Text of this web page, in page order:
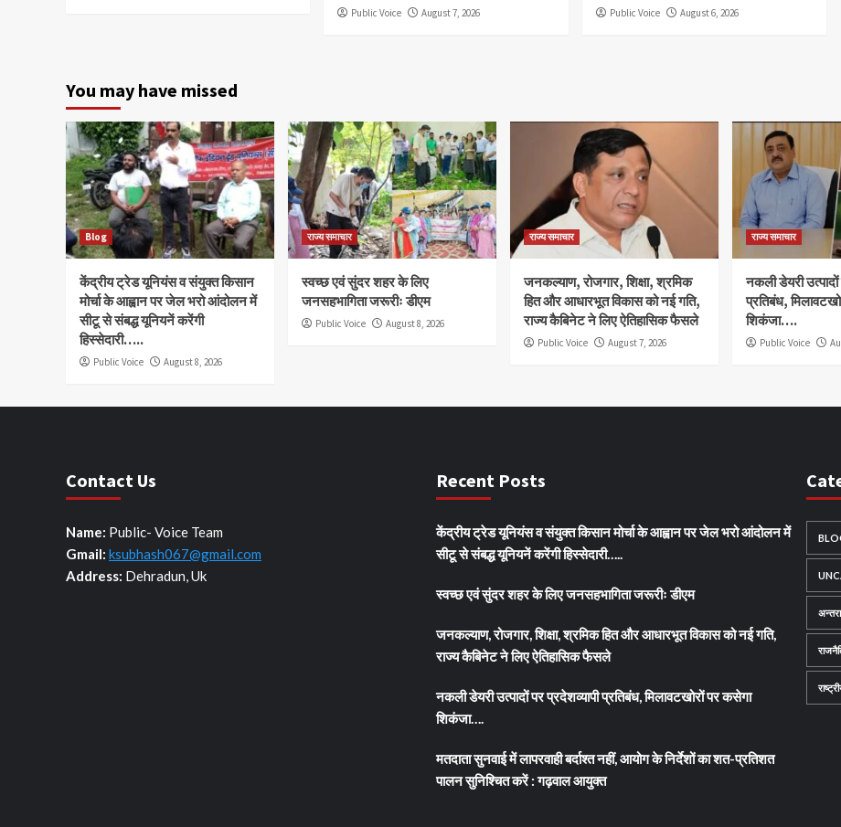
Public Voice August 7, 2026 Public Voice August 6, 2026
You may have missed
Blog
केंद्रीय ट्रेड यूनियंस व संयुक्त किसान
मोर्चा के आह्वान पर जेल भरो आंदोलन में
सीटू से संबद्ध यूनियनें करेंगी
हिस्सेदारी…..
Public Voice August 8, 2026
राज्य समाचार
स्वच्छ एवं सुंदर शहर के लिए
जनसहभागिता जरूरीः डीएम
Public Voice August 8, 2026
राज्य समाचार
जनकल्याण, रोजगार, शिक्षा, श्रमिक
हित और आधारभूत विकास को नई गति,
राज्य कैबिनेट ने लिए ऐतिहासिक फैसले
Public Voice August 7, 2026
राज्य समाचार
नकली डेयरी उत्पादों
प्रतिबंध,
शिकंजा….
Public Voice
Contact Us
Name: Public- Voice Team
Gmail: ksubhash067@gmail.com
Address: Dehradun, Uk
Recent Posts
केंद्रीय ट्रेड यूनियंस व संयुक्त किसान मोर्चा के आह्वान पर जेल भरो आंदोलन में
सीटू से संबद्ध यूनियनें करेंगी हिस्सेदारी…..
स्वच्छ एवं सुंदर शहर के लिए जनसहभागिता जरूरीः डीएम
जनकल्याण, रोजगार, शिक्षा, श्रमिक हित और आधारभूत विकास को नई गति,
राज्य कैबिनेट ने लिए ऐतिहासिक फैसले
नकली डेयरी उत्पादों पर प्रदेशव्यापी प्रतिबंध, मिलावटखोरों पर कसेगा
शिकंजा….
मतदाता सुनवाई में लापरवाही बर्दाश्त नहीं, आयोग के निर्देशों का शत-प्रतिशत
पालन सुनिश्चित करें : गढ़वाल आयुक्त